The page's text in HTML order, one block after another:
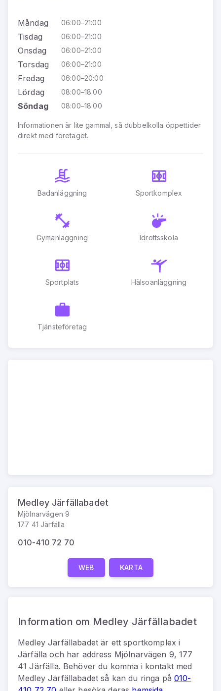
Måndag 06:00–21:00
Tisdag 06:00–21:00
Onsdag 06:00–21:00
Torsdag 06:00–21:00
Fredag 06:00–20:00
Lördag 08:00–18:00
Söndag 08:00–18:00
Informationen är lite gammal, så dubbelkolla öppettider
direkt med företaget.
Badanläggning Sportkomplex
Gymanläggning Idrottsskola
Sportplats Hälsoanläggning
Tjänsteföretag
Medley Järfällabadet
Mjölnarvägen 9
177 41 Järfälla
010-410 72 70
WEB KARTA
Information om Medley Järfällabadet
Medley Järfällabadet är ett sportkomplex i
Järfälla och har address Mjölnarvägen 9, 177
41 Järfälla. Behöver du komma i kontakt med
Medley Järfällabadet så kan du ringa på010-